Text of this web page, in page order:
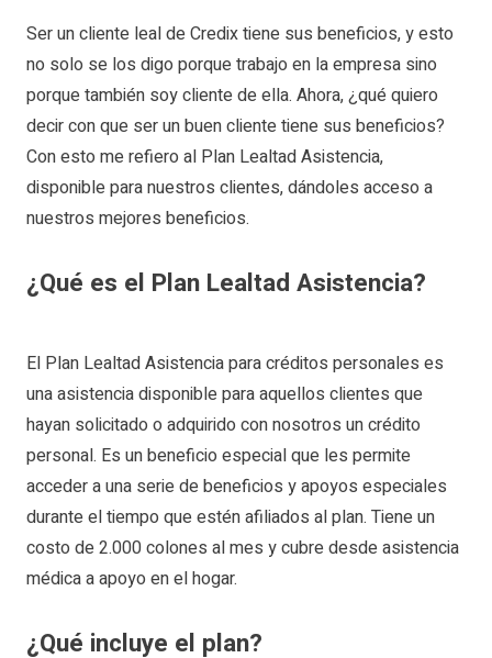
Ser un cliente leal de Credix tiene sus beneficios, y esto
no solo se los digo porque trabajo en la empresa sino
porque también soy cliente de ella. Ahora, ¿qué quiero
decir con que ser un buen cliente tiene sus beneficios?
Con esto me refiero al Plan Lealtad Asistencia,
disponible para nuestros clientes, dándoles acceso a
nuestros mejores beneficios.
¿Qué es el Plan Lealtad Asistencia?
El Plan Lealtad Asistencia para créditos personales es
una asistencia disponible para aquellos clientes que
hayan solicitado o adquirido con nosotros un crédito
personal. Es un beneficio especial que les permite
acceder a una serie de beneficios y apoyos especiales
durante el tiempo que estén afiliados al plan. Tiene un
costo de 2.000 colones al mes y cubre desde asistencia
médica a apoyo en el hogar.
¿Qué incluye el plan?